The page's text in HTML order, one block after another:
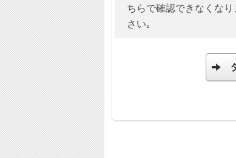
ちらで確認できなくな
さい｡